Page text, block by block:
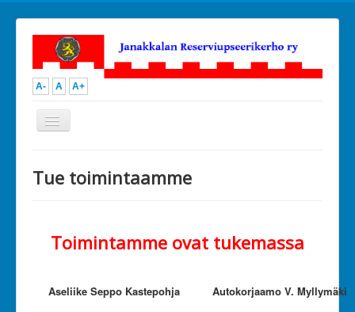
A- A A+
Vaihda
navigointi
Toiminta
Kerhoillat ja perheretket
Muu toiminta
Hallitus
Tue toimintaamme
Toimintamme ovat tukemassa
Aseliike Seppo Kastepohja
Autokorjaamo V. Myllymäki